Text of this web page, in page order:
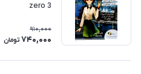
zero 3
910,000
740,000 تومان